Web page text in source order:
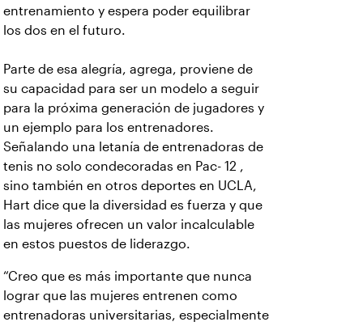
entrenamiento y espera poder equilibrar
los dos en el futuro.
Parte de esa alegría, agrega, proviene de
su capacidad para ser un modelo a seguir
para la próxima generación de jugadores y
un ejemplo para los entrenadores.
Señalando una letanía de entrenadoras de
tenis no solo condecoradas en Pac- 12 ,
sino también en otros deportes en UCLA,
Hart dice que la diversidad es fuerza y que
las mujeres ofrecen un valor incalculable
en estos puestos de liderazgo.
“Creo que es más importante que nunca
lograr que las mujeres entrenen como
entrenadoras universitarias, especialmente